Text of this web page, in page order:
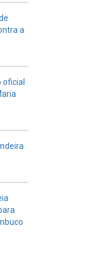
a
oficial